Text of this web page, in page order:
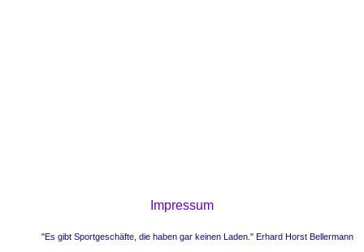
Impressum
"Es gibt Sportgeschäfte, die haben gar keinen Laden." Erhard Horst Bellermann